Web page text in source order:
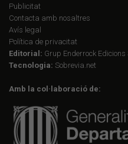
Publicitat
Contacta amb nosaltres
Avís legal
Política de privacitat
Editorial: Grup Enderrock Edicions
Tecnologia: Sobrevia.net
Amb la col·laboració de: